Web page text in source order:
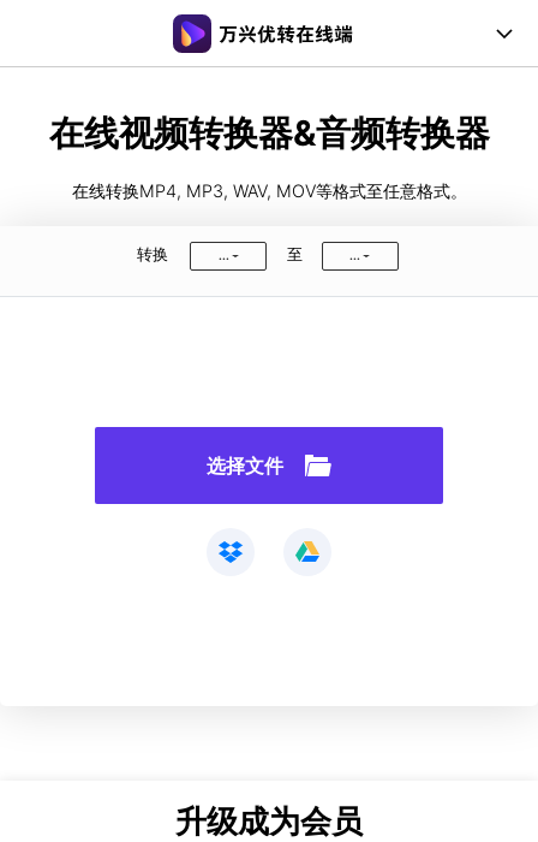
桌面工具
在线视频转换器&音频转换器
在线转换MP4, MP3, WAV, MOV等格式至任意格式。
转换 ... 至 ...
选择文件
升级成为会员